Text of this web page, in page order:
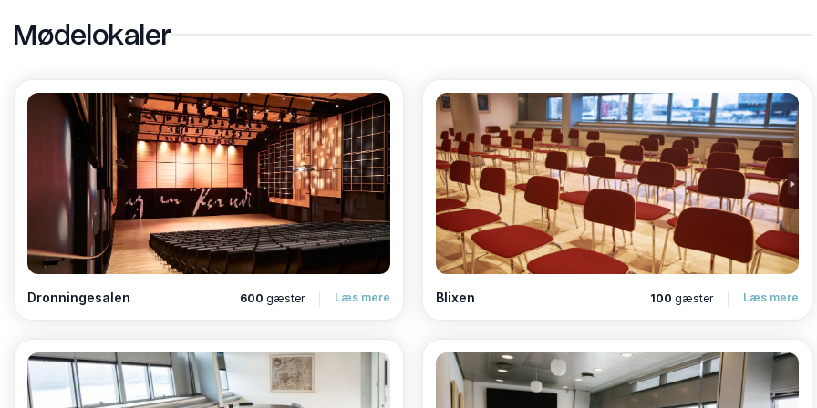
Jensen: Dette mindste lokale har plads til op til 6 personer i et 13 m² stort rum med konferenceopstilling,
Mere end et venue: Kultur, teknologi og service
Den Sorte Diamant er ikke blot et sted; det er et kulturelt knudepunkt og moderne bibliotek, som også byder på
café, butik, løbende udstillinger og en bred vifte af kulturelle arrangementer. Dette gør stedet ideelt for
mødeplanlæggere, der ønsker at inspirere og motivere deres deltagere med en oplevelse ud over det sædvanlige.
Vores mødefaciliteter er udstyret med den nyeste audiovisuelle teknologi, og kan tilpasses enhver type
begivenhed - fra intime møder til store konferencer.
Gratis adgang til vores udstillinger på mødedagen for alle gæster.
Mødelokaler
Dronningesalen 600 gæster Læs mere Blixen 100 gæster Læs mere